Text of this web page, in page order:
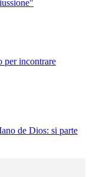
per incontrare
de Dios: si parte